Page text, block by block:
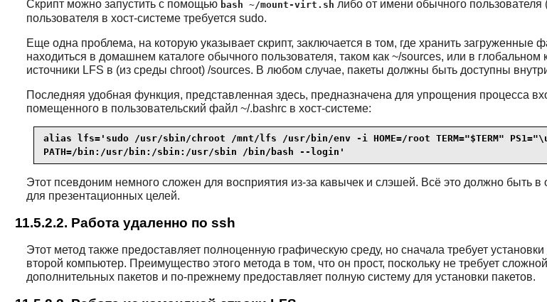
Скрипт можно запустить с помощью bash ~/mount-virt.sh либо от имени обычного
пользователя в хост-системе требуется sudo.
Еще одна проблема, на которую указывает скрипт, заключается в том, где хранить
находиться в домашнем каталоге обычного пользователя, таком как ~/sources, или в
источники LFS в (из среды chroot) /sources. В любом случае, пакеты должны быть доступны
Последняя удобная функция, представленная здесь, предназначена для упрощения процесса
помещенного в пользовательский файл ~/.bashrc в хост-системе:
alias lfs='sudo /usr/sbin/chroot /mnt/lfs /usr/bin/env -i HOME=/root TERM="$TERM"
PATH=/bin:/usr/bin:/sbin:/usr/sbin /bin/bash --login'
Этот псевдоним немного сложен для восприятия из-за кавычек и слэшей. Всё это должно быть
для презентационных целей.
11.5.2.2. Работа удаленно по ssh
Этот метод также предоставляет полноценную графическую среду, но сначала требует установки
второй компьютер. Преимущество этого метода в том, что он прост, поскольку не требует
дополнительных пакетов и по-прежнему предоставляет полную систему для установки пакетов.